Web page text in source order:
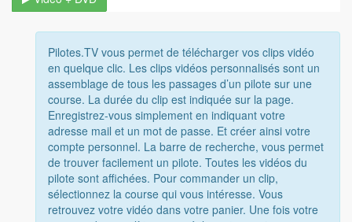
Pilotes.TV vous permet de télécharger vos clips vidéo
en quelque clic. Les clips vidéos personnalisés sont un
assemblage de tous les passages d’un pilote sur une
course. La durée du clip est indiquée sur la page.
Enregistrez-vous simplement en indiquant votre
adresse mail et un mot de passe. Et créer ainsi votre
compte personnel. La barre de recherche, vous permet
de trouver facilement un pilote. Toutes les vidéos du
pilote sont affichées. Pour commander un clip,
sélectionnez la course qui vous intéresse. Vous
retrouvez votre vidéo dans votre panier. Une fois votre